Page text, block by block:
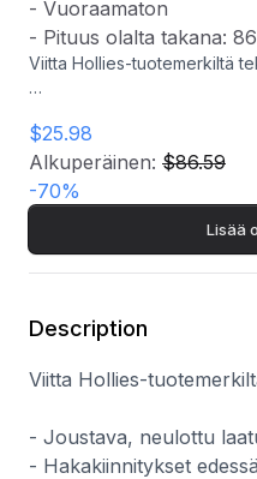
- Vuoraamaton
- Pituus olalta takana:
Viitta Hollies-tuotemerkiltä
- Hakakiinnitykset edessä
- Vuoraamaton
- Pituus olalta takana: 86 cm
$25.98
Alkuperäinen: $86.59
-70%
Lisää
Description
Viitta Hollies-
- Joustava, neulottu
- Hakakiinnitykset edessä